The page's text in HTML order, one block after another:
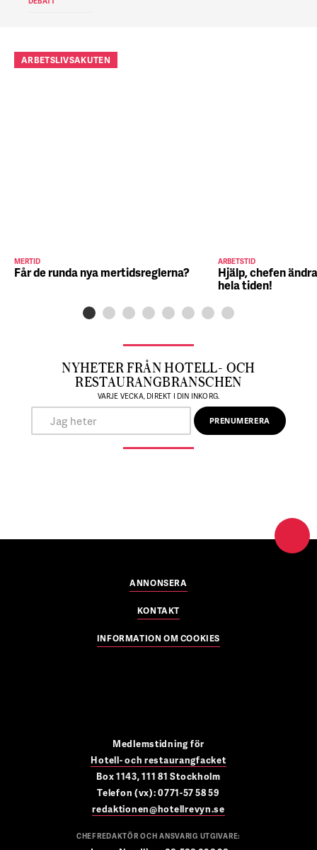
ARBETSLIVSAKUTEN
MERTID
Får de runda nya mertidsreglerna?
ARBETSTID
Hjälp, chefen
hela tiden!
NYHETER FRÅN HOTELL- OCH
RESTAURANGBRANSCHEN
VARJE VECKA, DIREKT I DIN INKORG.
ANNONSERA
KONTAKT
INFORMATION OM COOKIES
Medlemstidning för
Hotell- och restaurangfacket
Box 1143, 111 81 Stockholm
Telefon (vx): 0771-57 58 59
redaktionen@hotellrevyn.se
CHEFREDAKTÖR OCH ANSVARIG UTGIVARE: